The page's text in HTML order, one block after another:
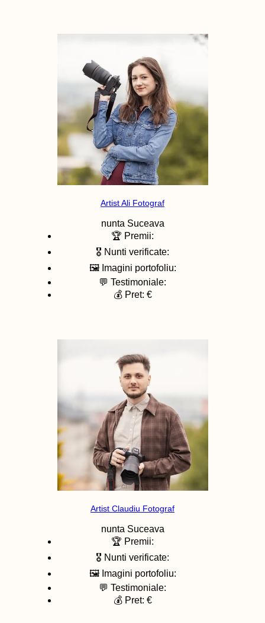
Artist Ali Fotograf
nunta Suceava
🏆 Premii:
🎖️ Nunti verificate:
🖼️ Imagini portofoliu:
💬 Testimoniale:
💰 Pret: €
Artist Claudiu Fotograf
nunta Suceava
🏆 Premii:
🎖️ Nunti verificate:
🖼️ Imagini portofoliu:
💬 Testimoniale:
💰 Pret: €